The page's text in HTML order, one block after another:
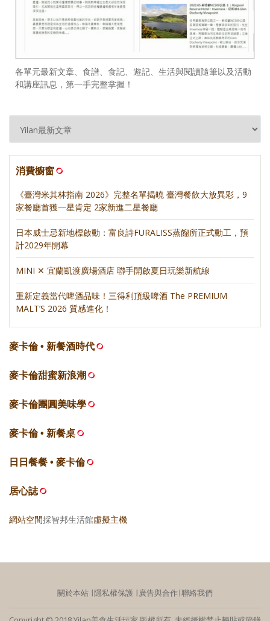
各單元最新文章、食譜、食記、遊記、生活與閱讀隨筆以及活動
和講座訊息，第一手完整掌握！
消費櫥窗
《臺灣米其林指南 2026》完整名單揭曉 臺灣餐飲大放異彩，9
家餐廳首獲一星肯定 2家新進二星餐廳
日本威士忌新地標啟動：富良詩FURALISS蒸餾所正式動工，預
計2029年開幕
MINI ✕ 宜蘭凱渡廣場酒店 聯手開啟夏日玩樂新航線
重新定義當代啤酒品味！三得利頂級啤酒 The PREMIUM
MALT’S 2026 質感進化！
麥卡倫 • 新餐酒時代
麥卡倫甜蜜新浪潮
麥卡倫團圓美味學
麥卡倫 • 新餐桌
日日餐餐 • 麥卡倫
居心誌
網站空間採智邦生活館虛擬主機
關於本站 ∣隱私權保護 ∣廣告與合作∣聯絡我們